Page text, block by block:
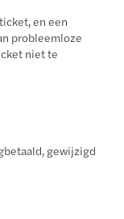
en een
probleemloze
niet te
gewijzigd